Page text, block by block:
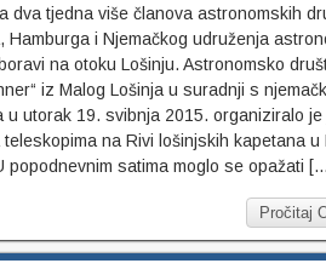
dva tjedna više članova astronomskih
Hamburga i Njemačkog udruženja
na otoku Lošinju. Astronomsko
iz Malog Lošinja u suradnji s
u utorak 19. svibnja 2015. organiziralo
na Rivi lošinjskih kapetana u
popodnevnim satima moglo se opažati
Pročitaj